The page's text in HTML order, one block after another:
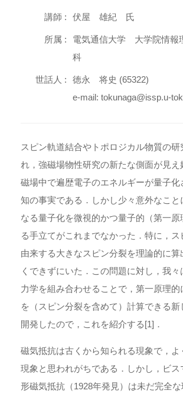
講師 : 伏屋 雄紀 氏
所属 :
電気通信大学 大学院情報
科
世話人 :
徳永 将史 (65322)
e-mail: tokunaga@issp.u-
スピン軌道結合やトポロジカル物質の研
れ，強磁場物性研究の新たな側面が見え
磁場中で遍歴電子のエネルギーが量子化
知の事実である．しかし少々意外なこ
なる量子化を微視的かつ量子的（第一原
る手立てがこれまでなかった．特に，ス
由来する大きなスピン分裂を理論的に算
くできずにいた．この問題に対し，我々
力学を組み合わせることで，第一原理的
を（スピン分裂を含めて）計算できる新
開発したので，これを紹介する[1]．
磁気抵抗は古くから知られる現象で，よ
現象と思われがちである．しかし，ビス
形磁気抵抗（1928年発見）は未だ完全